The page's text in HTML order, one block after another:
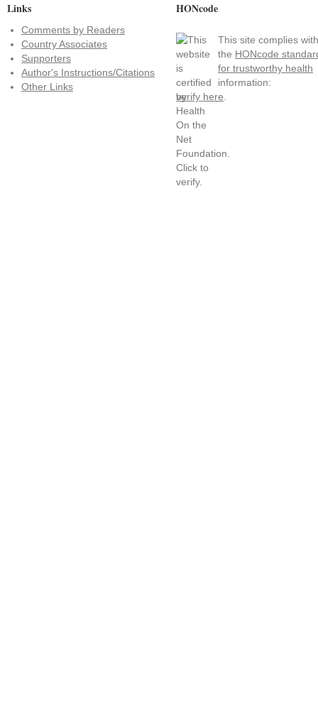
Links
Comments by Readers
Country Associates
Supporters
Author's Instructions/Citations
Other Links
HONcode
This site complies with
the HONcode
for trustworthy health
information:
verify here